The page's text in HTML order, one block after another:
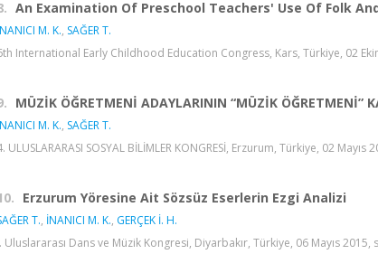
An Examination Of Preschool Teachers' Use Of Folk
M. K., SAĞER T.
International Early Childhood Education Congress, Kars, Türkiye, 02
MÜZİK ÖĞRETMENİ ADAYLARININ “MÜZİK ÖĞRETMENİ”
M. K., SAĞER T.
ULUSLARARASI SOSYAL BİLİMLER KONGRESİ, Erzurum, Türkiye, 02
Erzurum Yöresine Ait Sözsüz Eserlerin Ezgi Analizi
T., İNANICI M. K., GERÇEK İ. H.
Uluslararası Dans ve Müzik Kongresi, Diyarbakır, Türkiye, 06 Mayıs